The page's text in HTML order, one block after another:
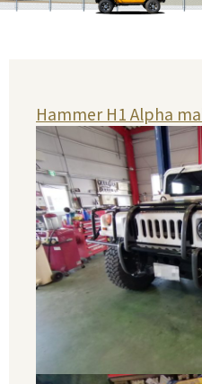
Hammer H1 Alpha